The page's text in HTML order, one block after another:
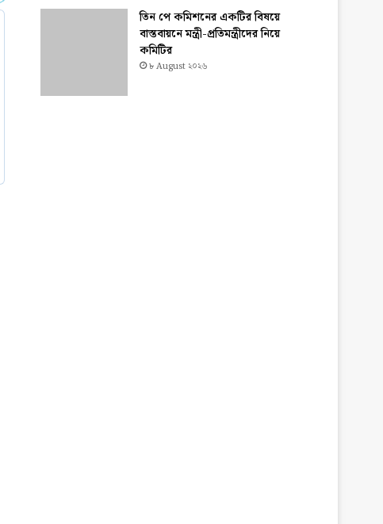
তিন পে কমিশনের একটির বিষয়ে
বাস্তবায়নে মন্ত্রী-প্রতিমন্ত্রীদের নিয়ে
কমিটির
৮ August ২০২৬